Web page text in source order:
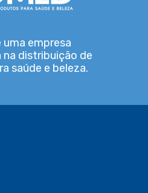
uma empresa
na distribuição de
saúde e beleza.